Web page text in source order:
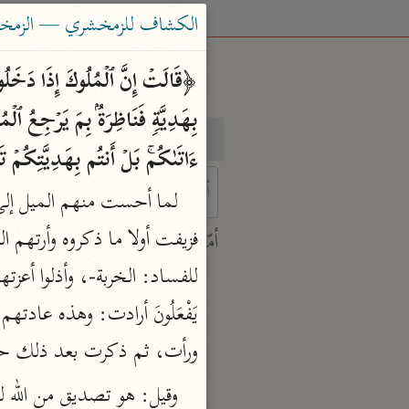
بحث
characters for results.
أمّهات
جامع البيان
ابن جرير الطبري (٣١٠ هـ)
تفسير القرآن العظيم
ابن كثير (٧٧٤ هـ)
الكشاف للزمخشري — الزمخشري
ءَاتَىٰكُمۚ بَلۡ أَنتُم بِهَدِیَّتِكُمۡ
ورأت، ثم ذكرت بعد ذلك